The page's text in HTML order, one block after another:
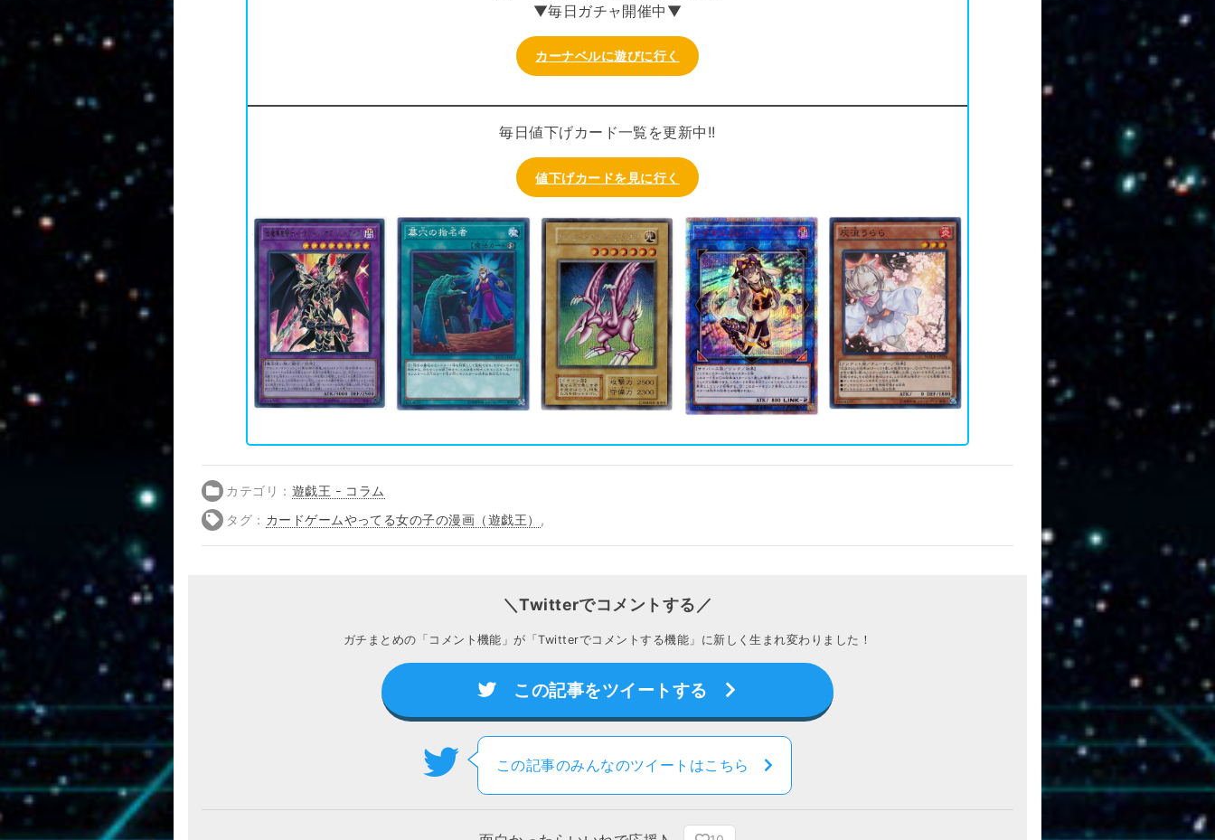
▼毎日ガチャ開催中▼
カーナベルに遊びに行く
毎日値下げカード一覧を更新中!!
値下げカードを見に行く
カテゴリ： 遊戯王 - コラム
タグ： カードゲームやってる女の子の漫画（遊戯王） ,
＼Twitterでコメントする／
ガチまとめの「コメント機能」が「Twitterでコメントする機能」に新しく生まれ変わりました！
この記事をツイートする
この記事のみんなのツイートはこちら